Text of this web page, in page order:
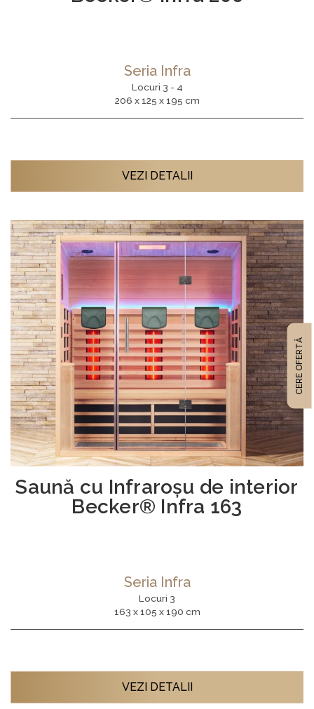
Seria Infra
Locuri 3 - 4
206 x 125 x 195 cm
VEZI DETALII
Saună cu Infraroşu de interior
Becker® Infra 163
Seria Infra
Locuri 3
163 x 105 x 190 cm
VEZI DETALII
CERE OFERTĂ